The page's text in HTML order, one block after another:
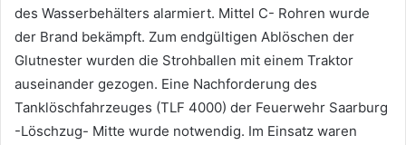
des Wasserbehälters alarmiert. Mittel C- Rohren wurde
der Brand bekämpft. Zum endgültigen Ablöschen der
Glutnester wurden die Strohballen mit einem Traktor
auseinander gezogen. Eine Nachforderung des
Tanklöschfahrzeuges (TLF 4000) der Feuerwehr Saarburg
-Löschzug- Mitte wurde notwendig. Im Einsatz waren